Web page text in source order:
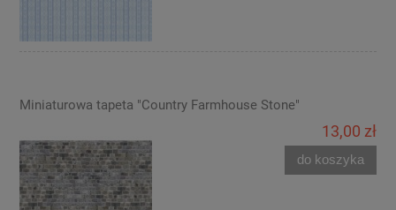
Miniaturowa tapeta "Country Farmhouse Stone"
13,00 zł
do koszyka